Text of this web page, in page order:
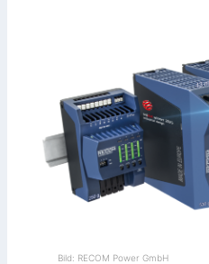
Bild: RECOM Power GmbH